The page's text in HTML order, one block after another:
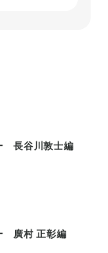
長谷川敦士編
廣村 正彰編